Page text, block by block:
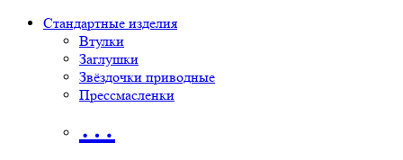
Стандартные изделия
Втулки
Заглушки
Звёздочки приводные
Прессмасленки
…